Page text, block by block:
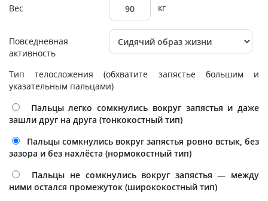
Вес кг
Повседневная
активность
Тип телосложения
(обхватите запястье большим и
указательным пальцами)
Пальцы легко сомкнулись вокруг запястья и даже
зашли друг на друга (тонкокостный тип)
Пальцы сомкнулись вокруг запястья ровно встык, без
зазора и без нахлёста (нормокостный тип)
Пальцы не сомкнулись вокруг запястья — между
ними остался промежуток (ширококостный тип)